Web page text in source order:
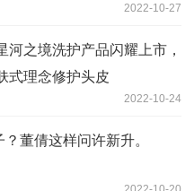
2022-10-27
河之境洗护产品闪耀上市，
式理念修护头皮
2022-10-24
董倩这样问许新升。